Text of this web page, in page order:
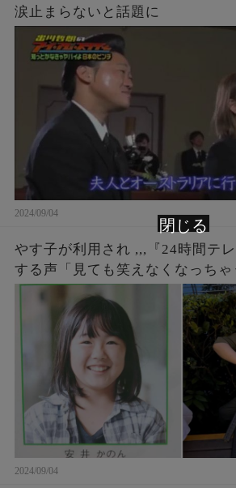
涙止まらないと話題に
2024/09/04
やす子が利用され ,,,『24時間テ
する声「見ても笑えなくなっちゃ
2024/09/04
閉じる